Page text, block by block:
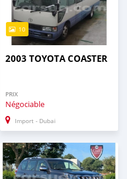
10
2003 TOYOTA COASTER
PRIX
Négociable
Import - Dubai